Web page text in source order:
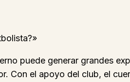
puede generar grandes
Con el apoyo del club, el